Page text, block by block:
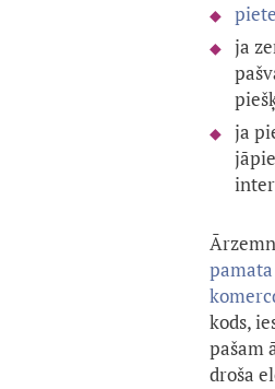
ja
ja
kods,
pašam
droša